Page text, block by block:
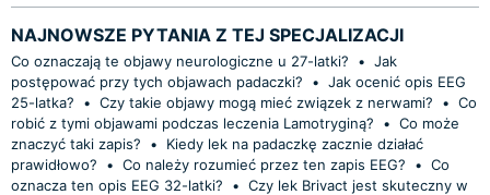
NAJNOWSZE PYTANIA Z TEJ SPECJALIZACJI
Co oznaczają te objawy neurologiczne u 27-latki? • Jak
postępować przy tych objawach padaczki?
• Jak ocenić opis EEG
25-latka?
• Czy takie objawy mogą mieć związek z nerwami? • Co
robić z tymi objawami podczas leczenia Lamotryginą?
• Co może
znaczyć taki zapis?
•
Kiedy lek na padaczkę zacznie działać
prawidłowo?
• Co należy rozumieć przez ten zapis EEG? • Co
oznacza ten opis EEG 32-latki?
• Czy lek Brivact jest skuteczny w